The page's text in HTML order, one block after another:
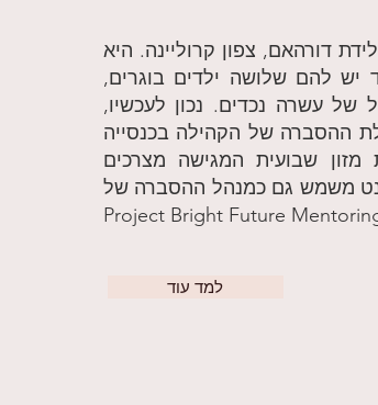
דורהאם, צפון קרוליינה. היא
יש להם שלושה ילדים בוגרים,
עשרה נכדים. נכון לעכשיו,
ההסברה של הקהילה בכנסייה
שבועית המגישה מצרכים
משמש גם כמנהל ההסברה של
Project Bright Future
למד עוד